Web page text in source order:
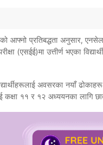
आफ्नो प्रतिबद्धता अनुसार,
(एसईई)मा उत्तीर्ण भएका
अवसरका नयाँ
कक्षा ११ र १२ अध्ययनका लागि